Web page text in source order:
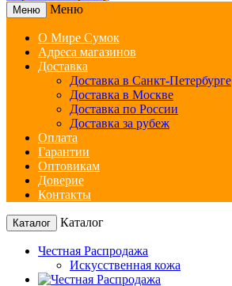
Меню Меню
О Мире Сумок
Адреса магазинов
Доставка
Доставка в Санкт-Петербурге
Доставка в Москве
Доставка по России
Доставка за рубеж
Оплата
Гарантии
Оптовикам
Доверие
Контакты
Каталог Каталог
Честная Распродажа
Искусственная кожа